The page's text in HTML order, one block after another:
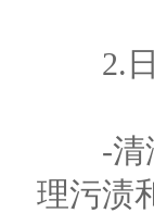
2.日
-清洁
理污渍